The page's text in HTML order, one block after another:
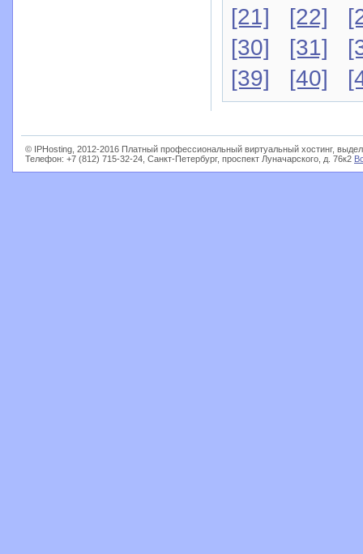
[21]
[22]
[30]
[31]
[39]
[40]
© IPHosting, 2012-2016 Платный профессиональный виртуальный хостинг,
Телефон: +7 (812) 715-32-24, Санкт-Петербург, проспект Луначарского, д. 76к2